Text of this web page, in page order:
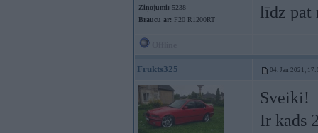
Ziņojumi: 5238
Braucu ar: F20 R1200RT
līdz pat
Frukts325 04. Jan 2021,
Sveiki!
Ir kads